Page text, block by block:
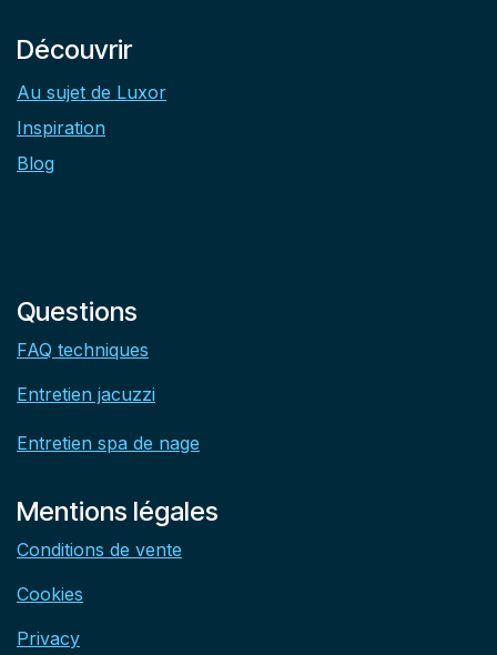
Découvrir
Au sujet de Luxor
Inspiration
Blog
Questions
FAQ techniques
Entretien jacuzzi
Entretien spa de nage
Mentions légales
Conditions de vente
Cookies
Privacy